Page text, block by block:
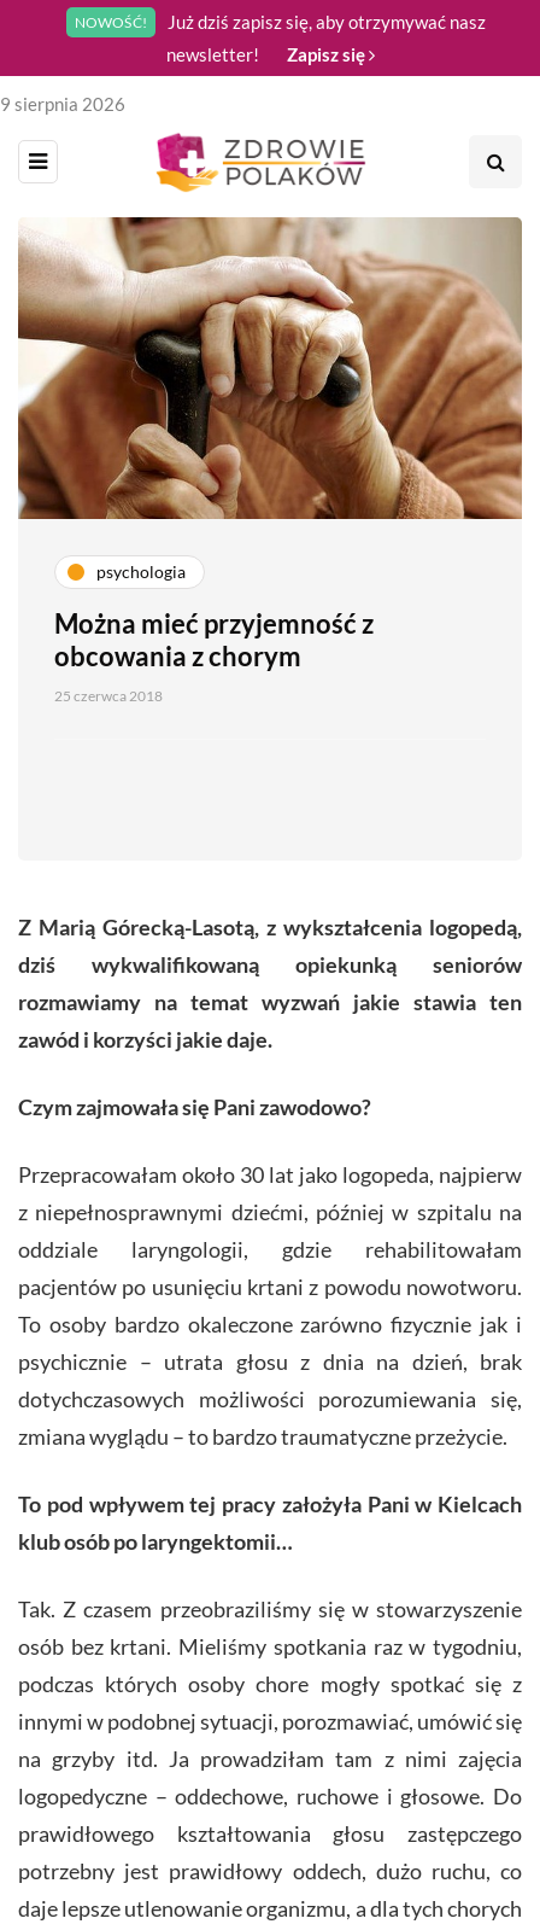
NOWOŚĆ!
Już dziś zapisz się, aby otrzymywać nasz
newsletter!
Zapisz się
9 sierpnia 2026
psychologia
Można mieć przyjemność z
obcowania z chorym
25 czerwca 2018
Z Marią Górecką-Lasotą, z wykształcenia logopedą,
dziś wykwalifikowaną opiekunką seniorów
rozmawiamy na temat wyzwań jakie stawia ten
zawód i korzyści jakie daje.
Czym zajmowała się Pani zawodowo?
Przepracowałam około 30 lat jako logopeda, najpierw
z niepełnosprawnymi dziećmi, później w szpitalu na
oddziale laryngologii, gdzie rehabilitowałam
pacjentów po usunięciu krtani z powodu nowotworu.
To osoby bardzo okaleczone zarówno fizycznie jak i
psychicznie – utrata głosu z dnia na dzień, brak
dotychczasowych możliwości porozumiewania się,
zmiana wyglądu – to bardzo traumatyczne przeżycie.
To pod wpływem tej pracy założyła Pani w Kielcach
klub osób po laryngektomii…
Tak. Z czasem przeobraziliśmy się w stowarzyszenie
osób bez krtani. Mieliśmy spotkania raz w tygodniu,
podczas których osoby chore mogły spotkać się z
innymi w podobnej sytuacji, porozmawiać, umówić się
na grzyby itd. Ja prowadziłam tam z nimi zajęcia
logopedyczne – oddechowe, ruchowe i głosowe. Do
prawidłowego kształtowania głosu zastępczego
potrzebny jest prawidłowy oddech, dużo ruchu, co
daje lepsze utlenowanie organizmu, a dla tych chorych